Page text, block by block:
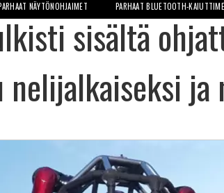
NÄYTÖNOHJAIMET PARHAAT BLUETOOTH-
sisältä
nelijalkaiseksi